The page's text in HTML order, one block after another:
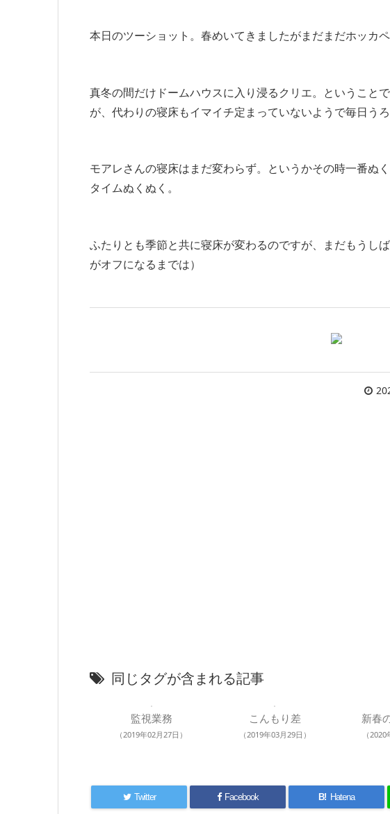
本日のツーショット。春めいてきましたがまだまだホッカペ
真冬の間だけドームハウスに入り浸るクリエ。ということ
が、代わりの寝床もイマイチ定まっていないようで毎日う
モアレさんの寝床はまだ変わらず。というかその時一番ぬ
タイムぬくぬく。
ふたりとも季節と共に寝床が変わるのですが、まだもうし
がオフになるまでは）
同じタグが含まれる記事
監視業務
（2019年02月27日）
こんもり差
（2019年03月29日）
新春
（
Twitter Facebook B! Hatena